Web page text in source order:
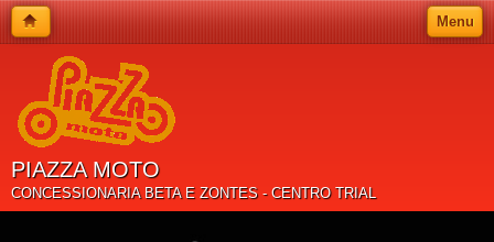
Menu
PIAZZA MOTO
CONCESSIONARIA BETA E ZONTES - CENTRO TRIAL